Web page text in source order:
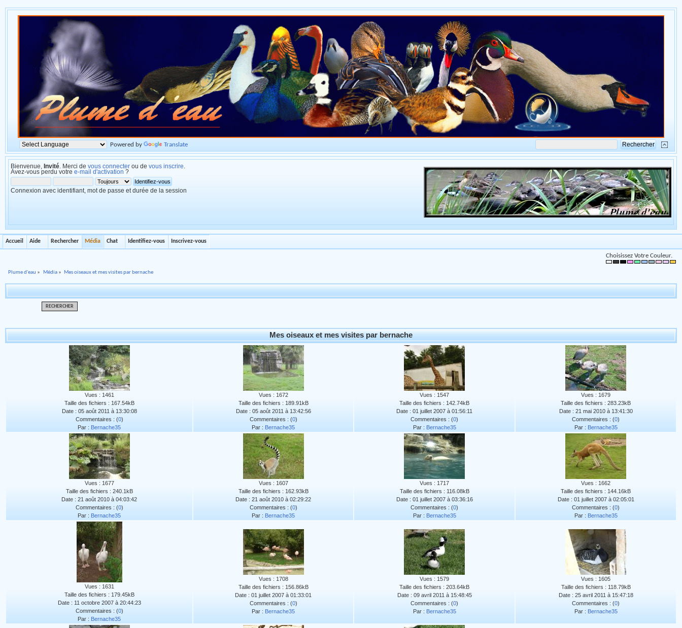
Powered by Translate
Bienvenue, Invité . Merci de vous connecter ou de vous inscrire
Avez-vous perdu votre e-mail d'activation ?
Connexion avec identifiant, mot de passe et durée de la session
Accueil Aide Rechercher Média Chat Identifiez-vous Inscrivez-vous
Choisissez Votre Couleur.
Plume d'eau » Média» Mes oiseaux et mes visites par bernache
RECHERCHER
Mes oiseaux et mes visites par bernache
Vues : 1461
Taille des fichiers : 167.54kB
Date : 05 août 2011 à 13:30:08
Commentaires : (0)
Par : Bernache35
Vues : 1672
Taille des fichiers : 189.91kB
Date : 05 août 2011 à 13:42:56
Commentaires : (0)
Par : Bernache35
Vues : 1547
Taille des fichiers : 142.74kB
Date : 01 juillet 2007 à 01:56:11
Commentaires : (0)
Par : Bernache35
Vues : 1679
Taille des fichiers : 283.23kB
Date : 21 mai 2010 à 13:41:30
Commentaires : (0)
Par : Bernache35
Vues : 1677
Taille des fichiers : 240.1kB
Date : 21 août 2010 à 04:03:42
Commentaires : (0)
Par : Bernache35
Vues : 1607
Taille des fichiers : 162.93kB
Date : 21 août 2010 à 02:29:22
Commentaires : (0)
Par : Bernache35
Vues : 1717
Taille des fichiers : 116.08kB
Date : 01 juillet 2007 à 03:36:16
Commentaires : (0)
Par : Bernache35
Vues : 1662
Taille des fichiers : 144.16kB
Date : 01 juillet 2007 à 02:05:01
Commentaires : (0)
Par : Bernache35
Vues : 1631
Taille des fichiers : 179.45kB
Date : 11 octobre 2007 à 20:44:23
Commentaires : (0)
Par : Bernache35
Vues : 1708
Taille des fichiers : 156.86kB
Date : 01 juillet 2007 à 01:33:01
Commentaires : (0)
Par : Bernache35
Vues : 1579
Taille des fichiers : 203.64kB
Date : 09 avril 2011 à 15:48:45
Commentaires : (0)
Par : Bernache35
Vues : 1605
Taille des fichiers : 118.79kB
Date : 25 avril 2011 à 15:47:18
Commentaires : (0)
Par : Bernache35